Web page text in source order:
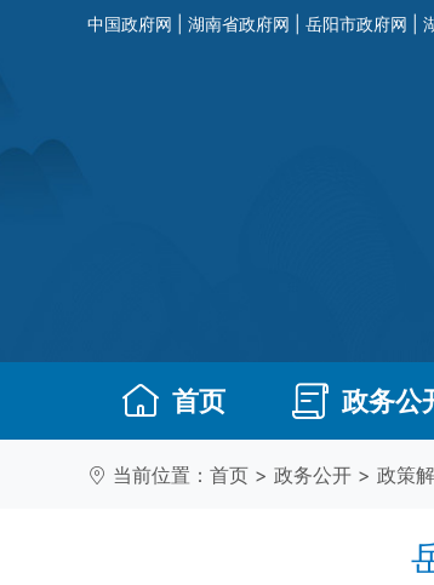
中国政府网 湖南省政府网 岳阳市政府网
首页 政务公
当前位置： 首页 > 政务公开 > 政策